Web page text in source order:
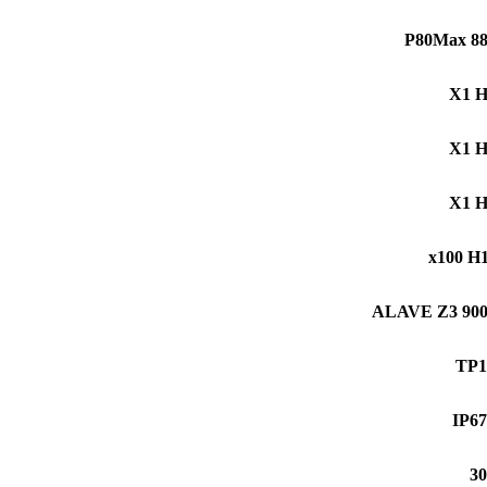
P80Max
X1
X1
X1
x100
ALAVE Z3